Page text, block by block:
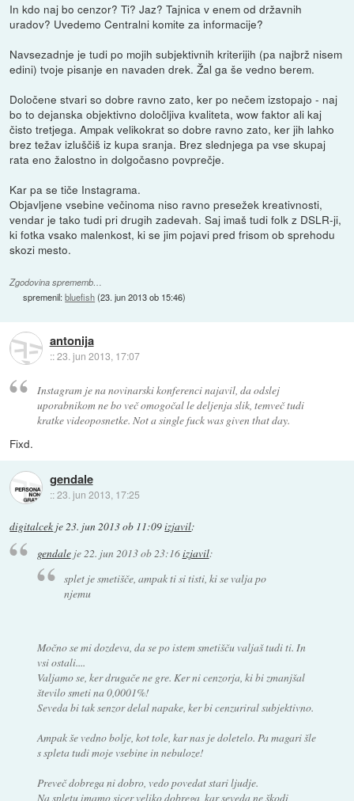
In kdo naj bo cenzor? Ti? Jaz? Tajnica v enem od državnih
uradov? Uvedemo Centralni komite za informacije?
Navsezadnje je tudi po mojih subjektivnih kriterijih (pa najbrž nisem
edini) tvoje pisanje en navaden drek. Žal ga še vedno berem.
Določene stvari so dobre ravno zato, ker po nečem izstopajo - naj
bo to dejanska objektivno določljiva kvaliteta, wow faktor ali kaj
čisto tretjega. Ampak velikokrat so dobre ravno zato, ker jih lahko
brez težav izluščiš iz kupa sranja. Brez slednjega pa vse skupaj
rata eno žalostno in dolgočasno povprečje.
Kar pa se tiče Instagrama.
Objavljene vsebine večinoma niso ravno presežek kreativnosti,
vendar je tako tudi pri drugih zadevah. Saj imaš tudi folk z DSLR-ji,
ki fotka vsako malenkost, ki se jim pojavi pred frisom ob sprehodu
skozi mesto.
Zgodovina sprememb…
spremenil:bluefish(23. jun 2013 ob 15:46)
antonija
::23. jun 2013, 17:07
Instagram je na novinarski konferenci najavil, da odslej
uporabnikom ne bo več omogočal le deljenja slik, temveč tudi
kratke videoposnetke. Not a single fuck was given that day.
Fixd.
gendale
::23. jun 2013, 17:25
digitalcek je23. jun 2013 ob 11:09izjavil:
gendaleje 22. jun 2013 ob 23:16izjavil:
splet je smetišče, ampak ti si tisti, ki se valja po
njemu
Močno se mi dozdeva, da se po istem smetišču valjaš tudi ti. In
vsi ostali....
Valjamo se, ker drugače ne gre. Ker ni cenzorja, ki bi zmanjšal
število smeti na 0,0001%!
Seveda bi tak senzor delal napake, ker bi cenzuriral subjektivno.
Ampak še vedno bolje, kot tole, kar nas je doletelo. Pa magari šle
s spleta tudi moje vsebine in nebuloze!
Preveč dobrega ni dobro, vedo povedat stari ljudje.
Na spletu imamo sicer veliko dobrega, kar seveda ne škodi,